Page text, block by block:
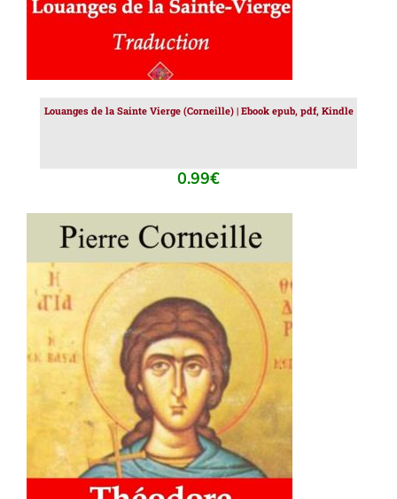
Louanges de la Sainte Vierge (Corneille) | Ebook epub, pdf, Kindle
0.99€
AJOUTER AU PANIER / DÉTAILS